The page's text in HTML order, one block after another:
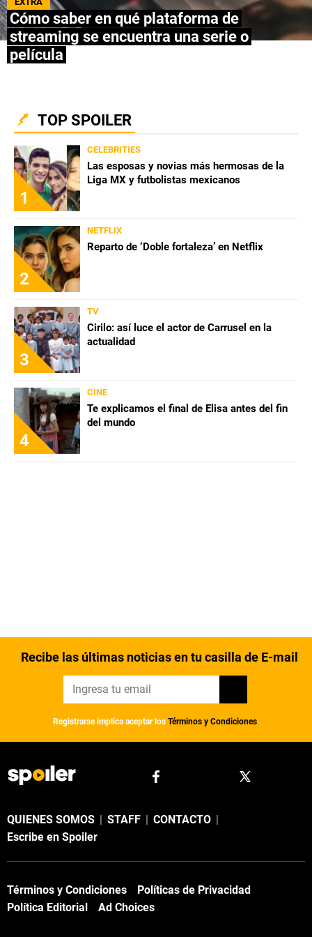
NETFLIX
PRIME VIDEO
MÚSICA
CELEBRITIES
PASATIEMPOS
INFLUENCERS
SPOILER US
QUIENES SOMOS
Escribe en Spoiler
Términos y Condiciones
Política Editorial
Cómo saber en qué plataforma de
streaming se encuentra una serie o
película
TOP SPOILER
1
CELEBRITIES
Las esposas y novias más hermosas de la
Liga MX y futbolistas mexicanos
2
NETFLIX
Reparto de ‘Doble fortaleza’ en Netflix
3
TV
Cirilo: así luce el actor de Carrusel en la
actualidad
4
CINE
Te explicamos el final de Elisa antes del fin
del mundo
Recibe las últimas noticias en tu casilla de E-mail
Registrarse implica aceptar los Términos y Condiciones
QUIENES SOMOS STAFF CONTACTO
Escribe en Spoiler
Términos y Condiciones
Políticas de Privacidad
Política Editorial
Ad Choices